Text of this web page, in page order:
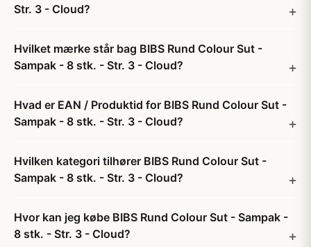
Str. 3 - Cloud?
Hvilket mærke står bag BIBS Rund Colour Sut -
Sampak - 8 stk. - Str. 3 - Cloud?
Hvad er EAN / Produktid for BIBS Rund Colour Sut -
Sampak - 8 stk. - Str. 3 - Cloud?
Hvilken kategori tilhører BIBS Rund Colour Sut -
Sampak - 8 stk. - Str. 3 - Cloud?
Hvor kan jeg købe BIBS Rund Colour Sut - Sampak -
8 stk. - Str. 3 - Cloud?